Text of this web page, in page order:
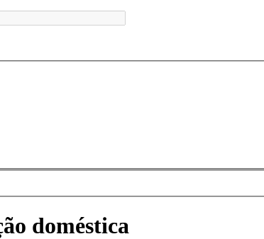
doméstica